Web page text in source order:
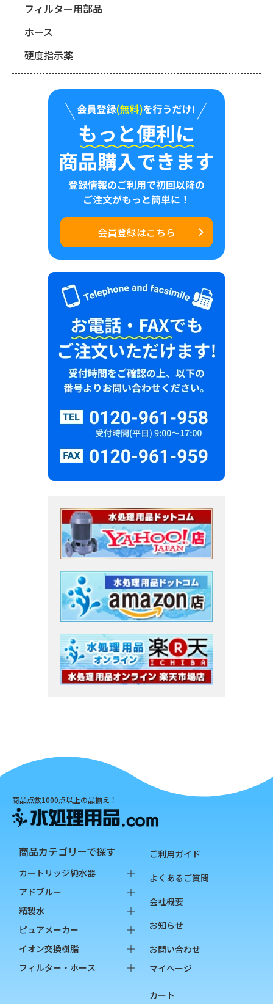
フィルター用部品
ホース
硬度指示薬
会員登録はこちら
商品点数1000点以上の品揃え！
商品カテゴリーで探す
カートリッジ純水器
純水器本体
オプション品
消耗品
アドブルー
バッグインボックス
ペットボトル
精製水
バッグインボックス
ペットボトル
オプション品
ピュアメーカー
本体
カートリッジ
イオン交換樹脂
純水用イオン交換樹脂
フィルター・ホース
ご利用ガイド
よくあるご質問
会社概要
お知らせ
お問い合わせ
マイページ
カート